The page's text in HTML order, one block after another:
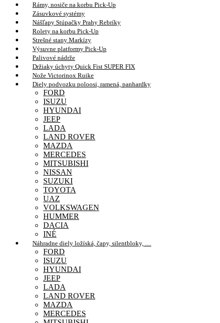
Rámy, nosiče na korbu Pick-Up
Zásuvkové systémy
Nášľapy Stúpačky Prahy Rebríky
Rolety na korbu Pick-Up
Strešné stany Markízy
Výsuvne platformy Pick-Up
Palivové nádrže
Držiaky úchyty Quick Fist SUPER FIX
Nože Victorinox Ruike
Diely podvozku poloosi, ramená, panhardky
FORD
ISUZU
HYUNDAI
JEEP
LADA
LAND ROVER
MAZDA
MERCEDES
MITSUBISHI
NISSAN
SUZUKI
TOYOTA
UAZ
VOLKSWAGEN
HUMMER
DACIA
INÉ
Náhradne diely ložíská, čapy, silentbloky, …
FORD
ISUZU
HYUNDAI
JEEP
LADA
LAND ROVER
MAZDA
MERCEDES